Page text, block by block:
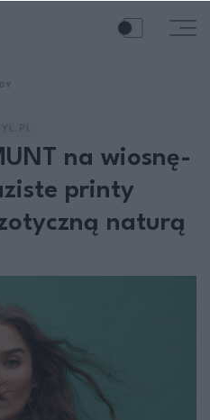
na wiosnę-
printy
naturą